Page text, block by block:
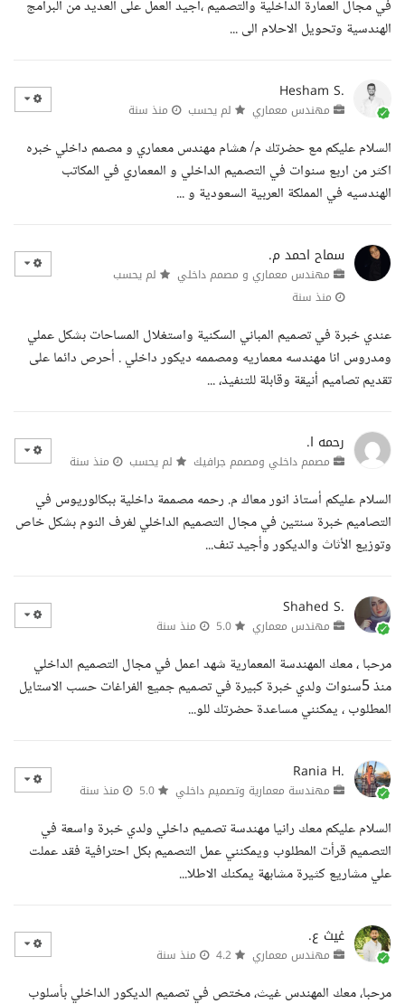
في مجال العمارة الداخلية والتصميم ،اجيد العمل على العديد من البرامج
الهندسية وتحويل الاحلام الى ...
Hesham S.
مهندس معماري لم يحسب منذ سنة
السلام عليكم مع حضرتك م/ هشام مهندس معماري و مصمم داخلي خبره
اكثر من اربع سنوات في التصميم الداخلي و المعماري في المكاتب
الهندسيه في المملكة العربية السعودية و ...
سماح احمد م.
مهندس معماري و مصمم داخلي
لم يحسب
منذ سنة
عندي خبرة في تصميم المباني السكنية واستغلال المساحات بشكل عملي
ومدروس انا مهندسه معماريه ومصممه ديكور داخلي . أحرص دائما على
تقديم تصاميم أنيقة وقابلة للتنفيذ، ...
رحمه ا.
مصمم داخلي ومصمم جرافيك لم يحسب منذ سنة
السلام عليكم أستاذ انور معاك م. رحمه مصممة داخلية ببكالوريوس في
التصاميم خبرة سنتين في مجال التصميم الداخلي لغرف النوم بشكل خاص
وتوزيع الأثاث والديكور وأجيد تنف...
Shahed S.
مهندس معماري منذ سنة
مرحبا ، معك المهندسة المعمارية شهد اعمل في مجال التصميم الداخلي
منذ 5سنوات ولدي خبرة كبيرة في تصميم جميع الفراغات حسب الاستايل
المطلوب ، يمكنني مساعدة حضرتك للو...
Rania H.
مهندسة معمارية وتصميم داخلي منذ سنة
السلام عليكم معك رانيا مهندسة تصميم داخلي ولدي خبرة واسعة في
التصميم قرأت المطلوب ويمكنني عمل التصميم بكل احترافية فقد عملت
علي مشاريع كثيرة مشابهة يمكنك الاطلا...
غيث ع.
مهندس معماري منذ سنة
مرحبا، معك المهندس غيث، مختص في تصميم الديكور الداخلي بأسلوب